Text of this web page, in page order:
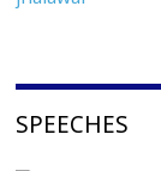
SPEECHES